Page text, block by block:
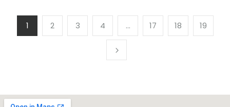
1 2 3 4 … 17 18 19